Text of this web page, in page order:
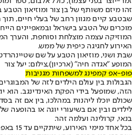
זהו מיזם משותף של בן צור ומוזיאון
שבטבע קיים מגוון רחב של בעלי חיים,
מוכרים של הטבע בישראל ובמאפיינים
המוזיקה עצמה מוצלחת וסוחפת, והערך
האירוע לחגיגה כיפית של ממש.
שבת ושני, מוזיאון הטבע על שם
המופע "אגדה חיה" (ארכיון),צילום: יעל צור
פופ-אפ קמפינג למשפחות מגניבות
הגבולות בין עולם הילדים לזה של
הזה, שמופעל בידי הפקת האינדינגב. הוא
שכולם יוכלו ליהנות במהלכו, בין אם זה
לילדים ובין אם בשיעורי יוגה או בהופעה
בנאי, קרולינה ועלמה זהר.
בכל אחד